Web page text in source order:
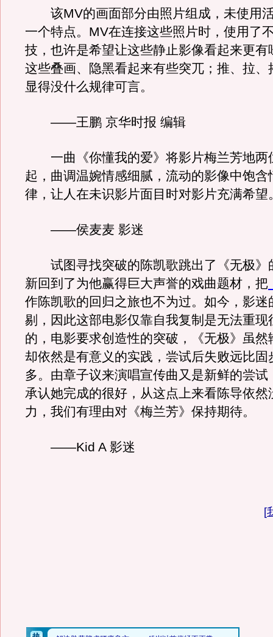
该MV的画面部分由照片组成，未使用
一个特点。MV在连接这些照片时，使用了
技，也许是希望让这些静止影像看起来更有
这些叠画、隐黑看起来有些突兀；推、拉、
显得没什么规律可言。
――王鹏 京华时报 编辑
一曲《你懂我的爱》将影片梅兰芳地两
起，曲调温婉情感细腻，流动的影像中饱含
律，让人在未识影片面目时对影片充满希望
――侯麦麦 影迷
试图寻找突破的陈凯歌跳出了《无极》
新回到了为他赢得巨大声誉的戏曲题材，把
作陈凯歌的回归之旅也不为过。如今，影迷
剔，因此这部电影仅靠自我复制是无法重现
的，电影要求创造性的突破，《无极》虽然
却依然是有意义的实践，尝试后失败远比固
多。由章子议来演唱宣传曲又是新鲜的尝试
承认她完成的很好，从这点上来看陈导依然
力，我们有理由对《梅兰芳》保持期待。
――Kid A 影迷
[